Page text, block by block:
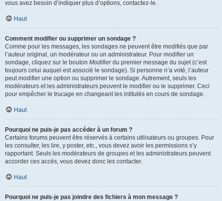
vous avez besoin d’indiquer plus d’options, contactez-le.
Haut
Comment modifier ou supprimer un sondage ?
Comme pour les messages, les sondages ne peuvent être modifiés que par
l’auteur original, un modérateur ou un administrateur. Pour modifier un
sondage, cliquez sur le bouton Modifierdu premier message du sujet (c’est
toujours celui auquel est associé le sondage). Si personne n’a voté, l’auteur
peut modifier une option ou supprimer le sondage. Autrement, seuls les
modérateurs et les administrateurs peuvent le modifier ou le supprimer. Ceci
pour empêcher le trucage en changeant les intitulés en cours de sondage.
Haut
Pourquoi ne puis-je pas accéder à un forum ?
Certains forums peuvent être réservés à certains utilisateurs ou groupes. Pour
les consulter, les lire, y poster, etc., vous devez avoir les permissions s’y
rapportant. Seuls les modérateurs de groupes et les administrateurs peuvent
accorder ces accès, vous devez donc les contacter.
Haut
Pourquoi ne puis-je pas joindre des fichiers à mon message ?